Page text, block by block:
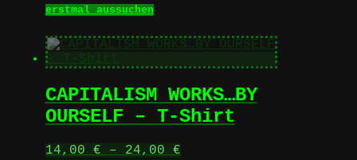
erstmal aussuchenDieses
weist
mehrere
Varianten
Die
Optionen
können
der
CAPITALISM WORKS…BY
OURSELF – T-Shirt
14,00 € – 24,00 €